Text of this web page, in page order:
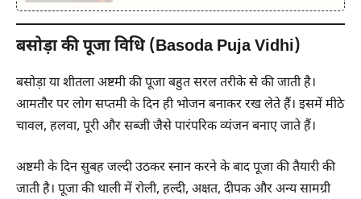
बसोड़ा की पूजा विधि (Basoda Puja Vidhi)
बसोड़ा या शीतला अष्टमी की पूजा बहुत सरल तरीके से की जाती है।
आमतौर पर लोग सप्तमी के दिन ही भोजन बनाकर रख लेते हैं। इसमें मीठे
चावल, हलवा, पूरी और सब्जी जैसे पारंपरिक व्यंजन बनाए जाते हैं।
अष्टमी के दिन सुबह जल्दी उठकर स्नान करने के बाद पूजा की तैयारी की
जाती है। पूजा की थाली में रोली, हल्दी, अक्षत, दीपक और अन्य सामग्री